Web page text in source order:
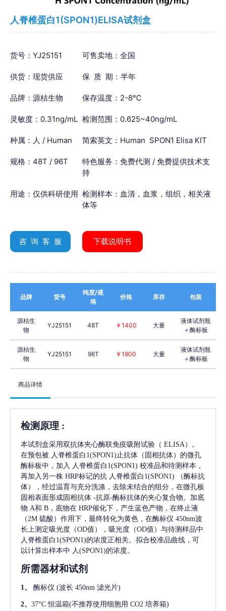
人脊椎蛋白1(SPON1)ELISA试剂盒
货号：YJ25151 可售卖地：全国
供货：现货供应 保 质 期：半年
品牌：源桔生物 保存温度：2-8℃
灵敏度：0.31ng/mL 检测范围：0.625~40ng/mL
种属：人 / Human 简索英文：Human SPON1 Elisa KIT
规格：48T / 96T
特色服务：免费代测 / 免费提供技术支
持
用途：仅供科研使用 检测样本：血清，血浆，组织，相关液
体等
咨 询 客 服 下载说明书
品牌 货号
纯度/规
格
价格 库存 包装
源桔生
物
YJ25151 48T ￥1400 大量
液体试剂瓶
＋酶标板
源桔生
物
YJ25151 96T ￥1900 大量
液体试剂瓶
＋酶标板
商品详情
检测原理 :
本试剂盒采用双抗体夹心酶联免疫吸附试验（ ELISA）。
在预包被 人脊椎蛋白1(SPON1) 止抗体（固相抗体）的微孔
酶标板中，加入
人脊椎蛋白1(SPON1) 校准品和待测样本，
再加入另一株 HRP标记的抗 人脊椎蛋白1(SPON1)
（酶标抗
体），经过温育与充分洗涤，去除未结合的组分，在微孔板
固相表面形成固相抗体 -抗原-酶标抗体的夹心复合物。加底
物 A和 B，底物在 HRP催化下，产生蓝色产物，在终止液
（2M 硫酸）作用下，最终转化为黄色，在酶标仪 450nm波
长上测定吸光度（OD值），吸光度（OD值）与待测样品中
人脊椎蛋白1(SPON1)的浓度正相关。拟合校准品曲线，可
以计算出样本中 人(SPON1)的浓度。
所需器材和试剂
1、 酶标仪 (波长 450nm 滤光片)
2、 37°C 恒温箱(不推荐使用细胞用 CO2 培养箱)